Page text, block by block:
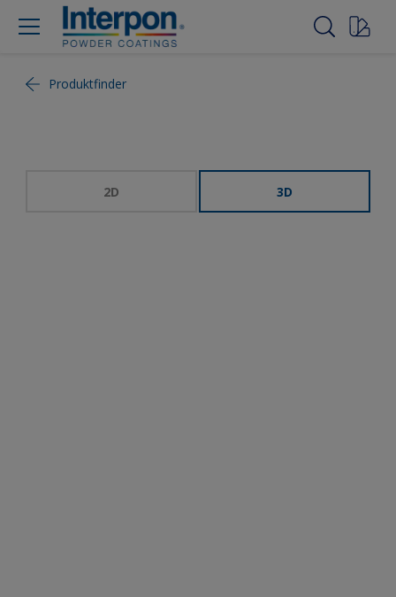
Produktfinder
2D 3D